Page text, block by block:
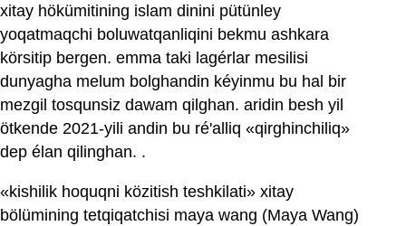
xitay hökümitining islam dinini pütünley
yoqatmaqchi boluwatqanliqini bekmu ashkara
körsitip bergen. emma taki lagérlar mesilisi
dunyagha melum bolghandin kéyinmu bu hal bir
mezgil tosqunsiz dawam qilghan. aridin besh yil
ötkende 2021-yili andin bu ré'alliq «qirghinchiliq»
dep élan qilinghan. .
«kishilik hoquqni közitish teshkilati» xitay
bölümining tetqiqatchisi maya wang (Maya Wang)